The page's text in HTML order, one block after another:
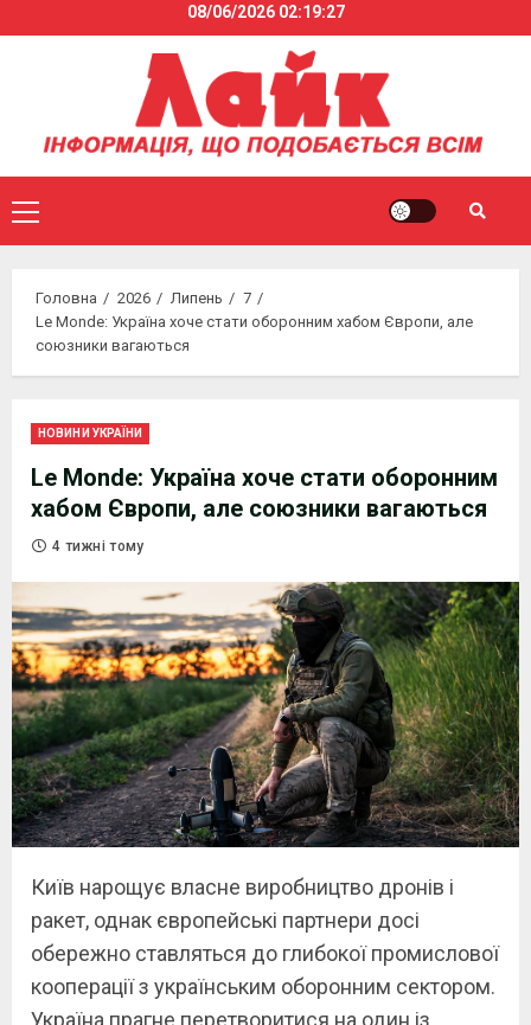
to
08/06/2026 02:19:27
Primary
Menu
Головна 2026 Липень
7
Le Monde: Україна хоче стати оборонним хабом Європи, але
союзники вагаються
НОВИНИ УКРАЇНИ
Le Monde: Україна хоче стати оборонним
хабом Європи, але союзники вагаються
4 тижні тому
Київ нарощує власне виробництво дронів і
ракет, однак європейські партнери досі
обережно ставляться до глибокої промислової
кооперації з українським оборонним сектором.